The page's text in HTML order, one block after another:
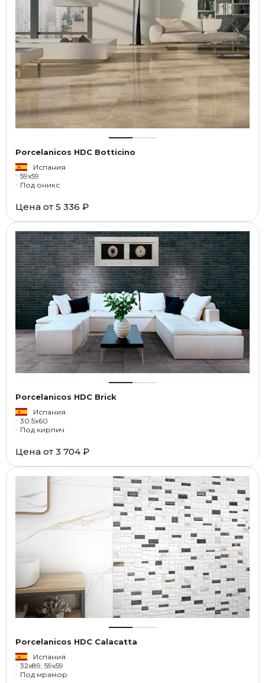
Porcelanicos HDC Botticino
Испания
59x59
Под оникс
Цена от 5 336 ₽
Porcelanicos HDC Brick
Испания
30.5x60
Под кирпич
Цена от 3 704 ₽
Porcelanicos HDC Calacatta
Испания
32x89, 59x59
Под мрамор